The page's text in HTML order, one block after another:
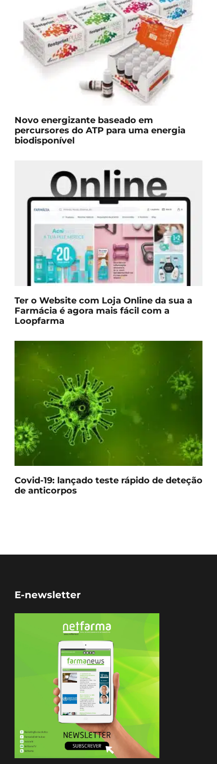
Novo energizante baseado em
percursores do ATP para uma energia
biodisponível
Ter o Website com Loja Online da sua a
Farmácia é agora mais fácil com a
Loopfarma
Covid-19: lançado teste rápido de deteção
de anticorpos
E-newsletter